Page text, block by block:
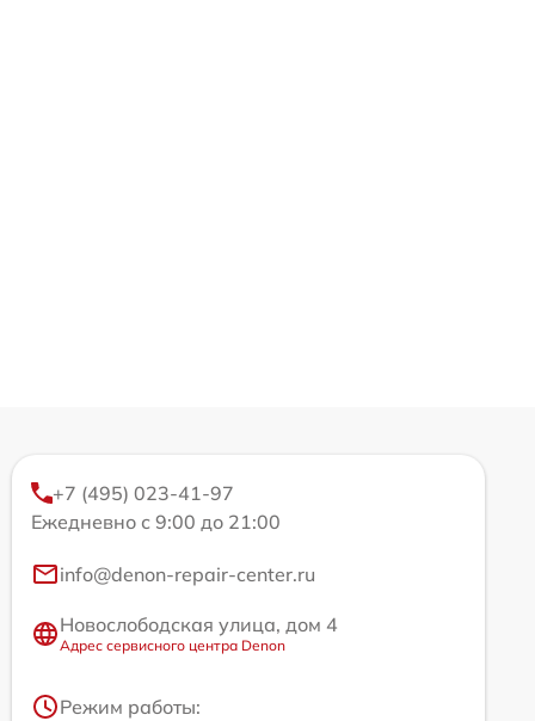
+7 (495) 023-41-97
Ежедневно с 9:00 до 21:00
info@denon-repair-center.ru
Новослободская улица, дом 4
Адрес сервисного центра Denon
Режим работы: